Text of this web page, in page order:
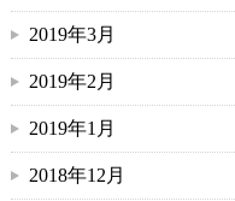
2019年3月
2019年2月
2019年1月
2018年12月